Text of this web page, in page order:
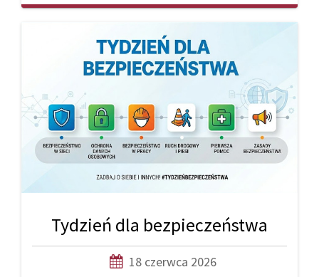
Tydzień dla bezpieczeństwa
18 czerwca 2026